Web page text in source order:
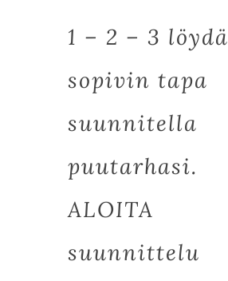
1 – 2 – 3 löydä
sopivin tapa
suunnitella
puutarhasi.
ALOITA
suunnittelu